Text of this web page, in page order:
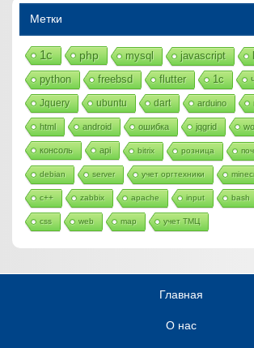
Метки
1с php mysql javascript
python freebsd flutter 1c
Jquery ubuntu dart arduino
html android ошибка jqgrid
консоль api bitrix розница
debian server учет оргтехники
c++ zabbix apache input bash
css web map учет ТМЦ
Главная
О нас